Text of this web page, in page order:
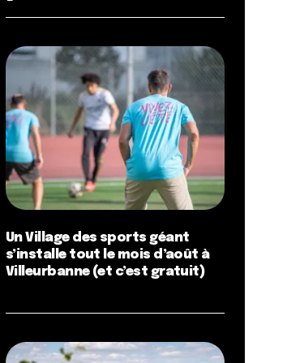
Un Village des sports géant
s’installe tout le mois d’août à
Villeurbanne (et c’est gratuit)